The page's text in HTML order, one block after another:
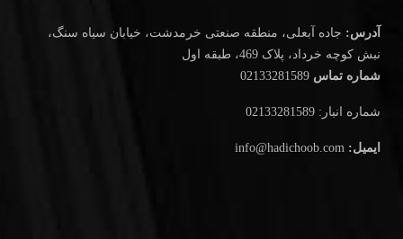
آدرس: جاده آبعلی، منطقه صنعتی خرمدشت، خیابان سیاه سنگ،
نبش کوچه خرداد، پلاک 469، طبقه اول
شماره تماس 02133281589
شماره انبار: 02133281589
ایمیل: